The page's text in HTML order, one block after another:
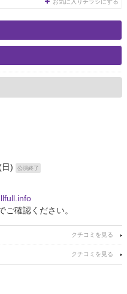
お気に入りチラシにする
)
公演終了
確認ください。